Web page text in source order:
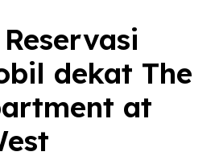
dekat The
at